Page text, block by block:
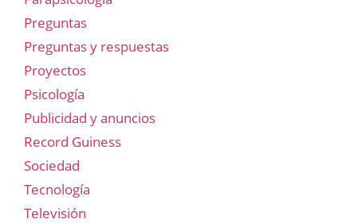
Preguntas
Preguntas y respuestas
Proyectos
Psicología
Publicidad y anuncios
Record Guiness
Sociedad
Tecnología
Televisión